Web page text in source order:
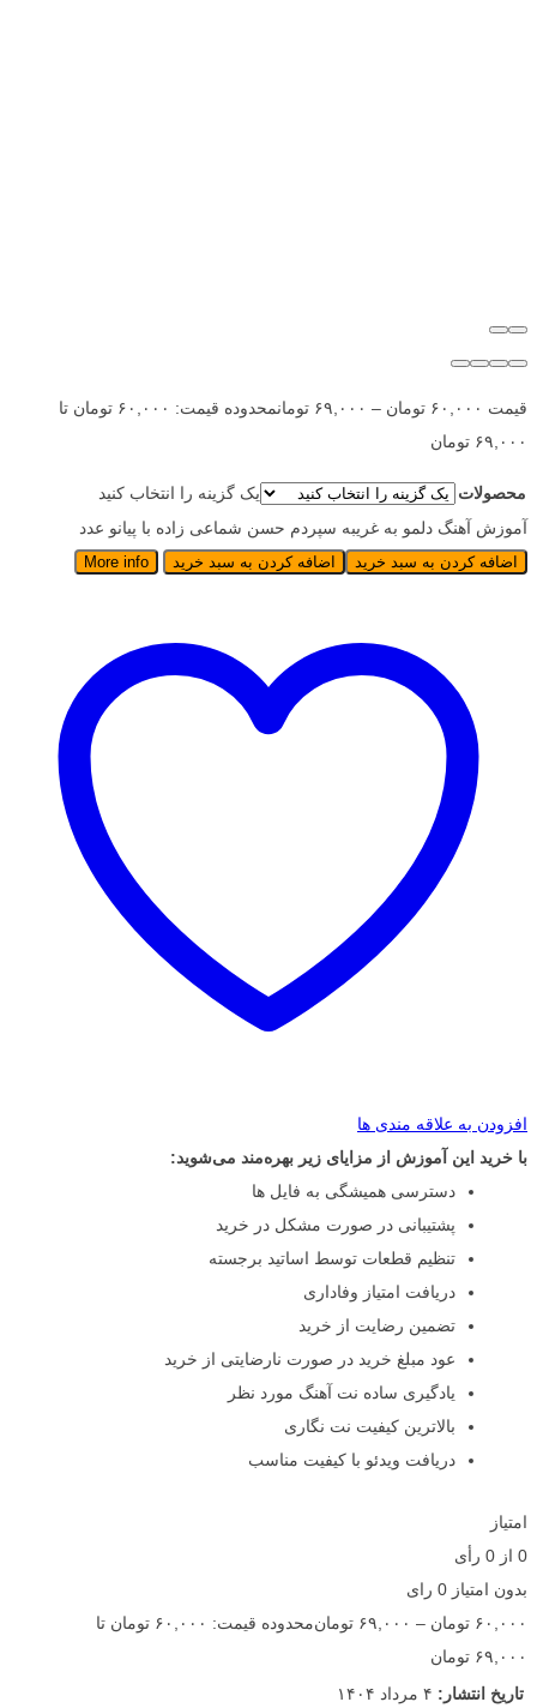
قیمت ۶۰,۰۰۰ تومان – ۶۹,۰۰۰ تومان
محدوده قیمت: ۶۰,۰۰۰ تومان تا
۶۹,۰۰۰ تومان
محصولات
یک گزینه را انتخاب کنید
آموزش آهنگ دلمو به غریبه سپردم حسن شماعی زاده با پیانو عدد
اضافه کردن به سبد خرید اضافه کردن به سبد خرید More info
افزودن به علاقه مندی ها
با خرید این آموزش از مزایای زیر بهره‌مند می‌شوید:
دسترسی همیشگی به فایل ها
پشتیبانی در صورت مشکل در خرید
تنظیم قطعات توسط اساتید برجسته
دریافت امتیاز وفاداری
تضمین رضایت از خرید
عود مبلغ خرید در صورت نارضایتی از خرید
یادگیری ساده نت آهنگ مورد نظر
بالاترین کیفیت نت نگاری
دریافت ویدئو با کیفیت مناسب
امتیاز
0 از 0 رأی
بدون امتیاز 0 رای
۶۰,۰۰۰ تومان – ۶۹,۰۰۰ تومان
محدوده قیمت: ۶۰,۰۰۰ تومان تا
۶۹,۰۰۰ تومان
تاریخ انتشار: ۴ مرداد ۱۴۰۴